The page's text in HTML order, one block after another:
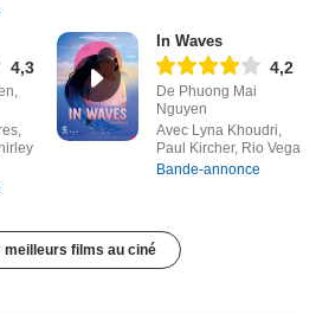
4,3
In Waves
4,2
De Phuong Mai
Nguyen
Avec Lyna Khoudri,
Paul Kircher, Rio Vega
Bande-annonce
meilleurs films au ciné